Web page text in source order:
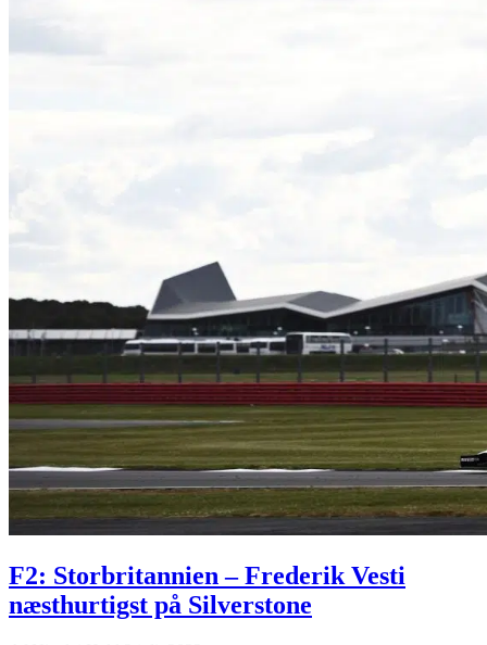
F2: Storbritannien – Frederik Vesti
næsthurtigst på Silverstone